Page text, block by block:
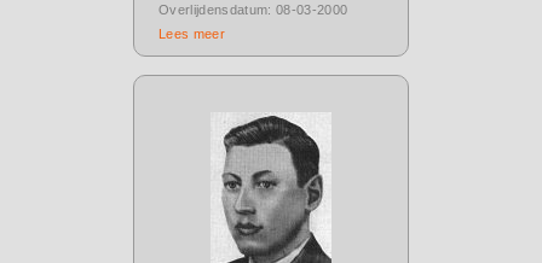
Overlijdensdatum: 08-03-2000
Lees meer